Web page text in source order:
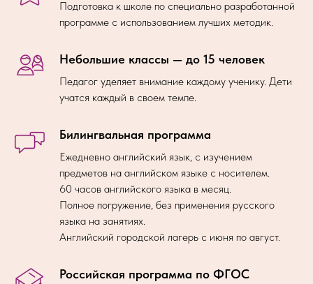
Подготовка к школе по специально разработанной
программе с использованием лучших методик.
Небольшие классы — до 15 человек
Педагог уделяет внимание каждому ученику. Дети
учатся каждый в своем темпе.
Билингвальная программа
Ежедневно английский язык, с изучением
предметов на английском языке с носителем.
60 часов английского языка в месяц.
Полное погружение, без применения русского
языка на занятиях.
Английский городской лагерь с июня по август.
Российская программа по ФГОС